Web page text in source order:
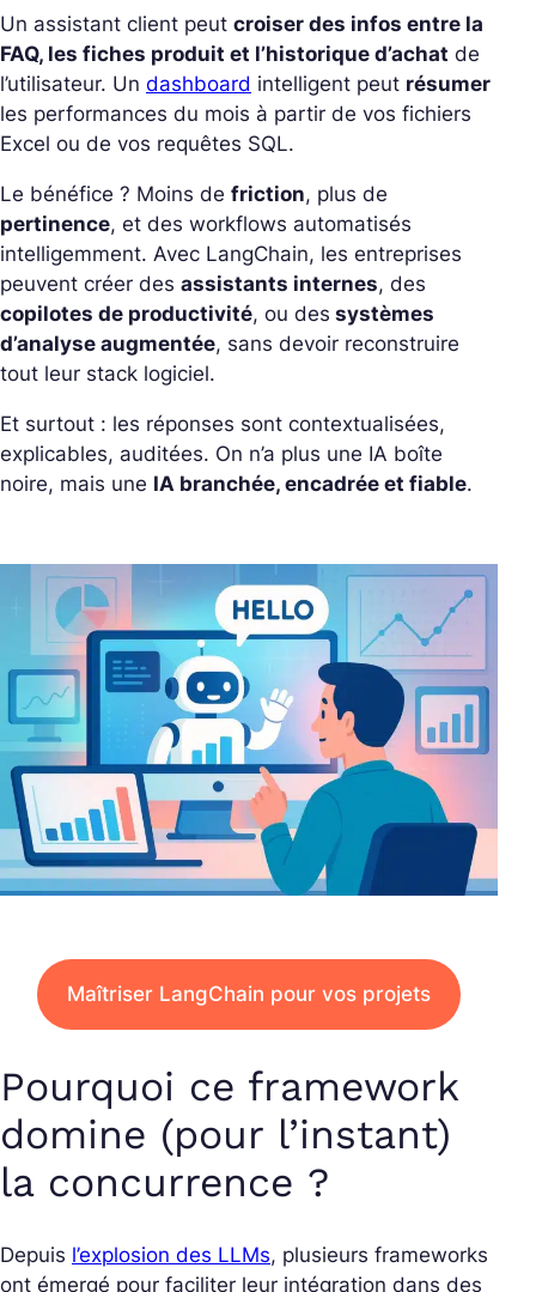
Un assistant client peut croiser des infos entre la
FAQ, les fiches produit et l’historique d’achat de
l’utilisateur. Un dashboard intelligent peut résumer
les performances du mois à partir de vos fichiers
Excel ou de vos requêtes SQL.
Le bénéfice ? Moins de friction, plus de
pertinence, et des workflows automatisés
intelligemment. Avec LangChain, les entreprises
peuvent créer des assistants internes, des
copilotes de productivité, ou des systèmes
d’analyse augmentée, sans devoir reconstruire
tout leur stack logiciel.
Et surtout : les réponses sont contextualisées,
explicables, auditées. On n’a plus une IA boîte
noire, mais une IA branchée, encadrée et fiable.
Maîtriser LangChain pour vos projets
Pourquoi ce framework
domine (pour l’instant)
la concurrence ?
Depuis l’explosion des LLMs, plusieurs frameworks
ont émergé pour faciliter leur intégration dans des